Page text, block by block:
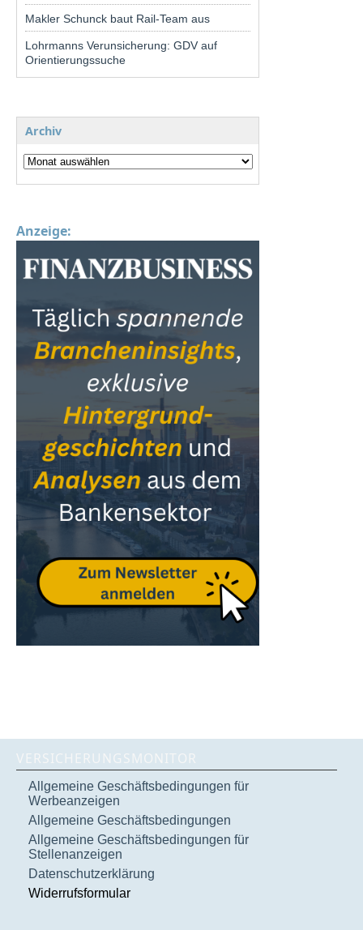
Makler Schunck baut Rail-Team aus
Lohrmanns Verunsicherung: GDV auf
Orientierungssuche
Archiv
Anzeige:
VERSICHERUNGSMONITOR
Allgemeine Geschäftsbedingungen für
Werbeanzeigen
Allgemeine Geschäftsbedingungen
Allgemeine Geschäftsbedingungen für
Stellenanzeigen
Datenschutzerklärung
Widerrufsformular